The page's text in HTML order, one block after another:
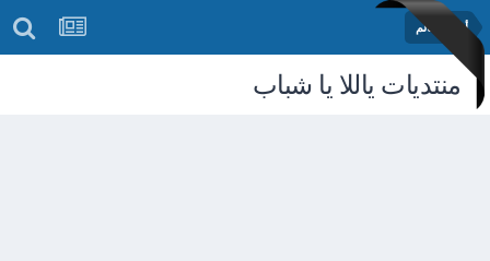
أخبار العالم
منتديات ياللا يا شباب